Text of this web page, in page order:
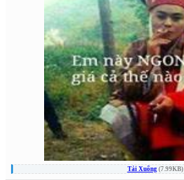
Tải Xuống(7.99KB)